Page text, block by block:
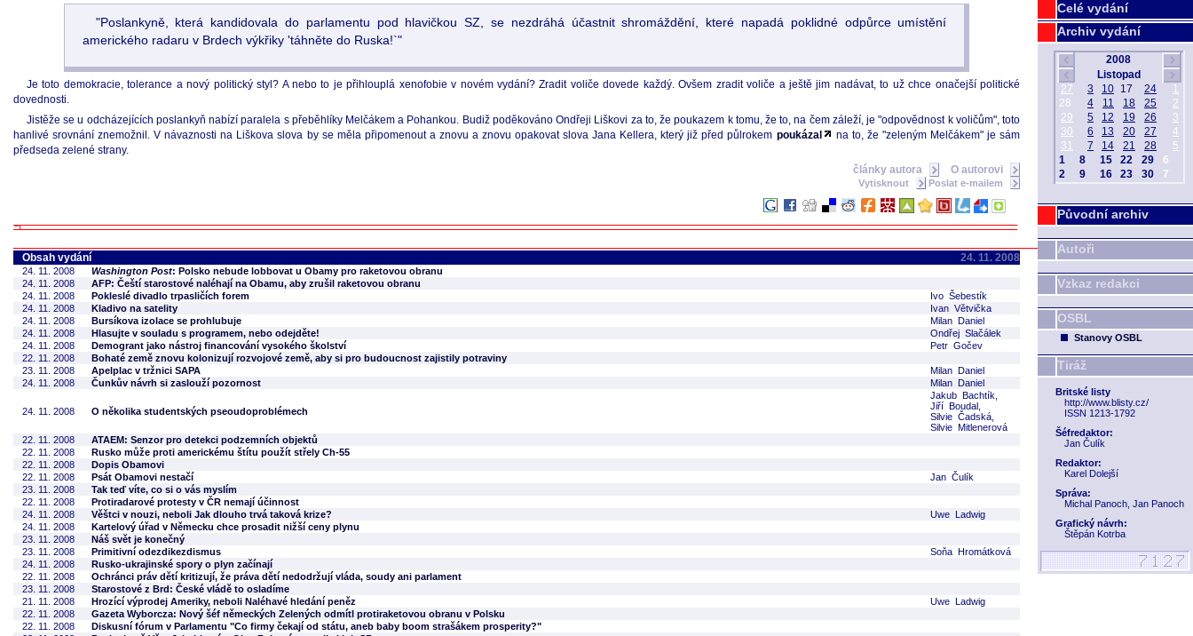
Celé vydání
Archiv vydání
Původní archiv
Autoři
Vzkaz redakci
OSBL
Stanovy OSBL
Tiráž
Britské listy
http://www.blisty.cz/
ISSN 1213-1792
Šéfredaktor:
Jan Čulík
Redaktor:
Karel Dolejší
Správa:
Michal Panoch, Jan Panoch
Grafický návrh:
Štěpán Kotrba
"Poslankyně, která kandidovala do parlamentu pod hlavičkou SZ, se nezdráhá účastnit shromáždění, které napadá poklidné odpůrce umístění
amerického radaru v Brdech výkřiky 'táhněte do Ruska!`"
Je toto demokracie, tolerance a nový politický styl? A nebo to je přihlouplá xenofobie v novém vydání? Zradit voliče dovede každý. Ovšem zradit voliče a ještě jim nadávat, to už chce onačejší politické
dovednosti.
Jistěže se u odcházejících poslankyň nabízí paralela s přeběhlíky Melčákem a Pohankou. Budiž poděkováno Ondřeji Liškovi za to, že poukazem k tomu, že to, na čem záleží, je "odpovědnost k voličům", toto
hanlivé srovnání znemožnil. V návaznosti na Liškova slova by se měla připomenout a znovu a znovu opakovat slova Jana Kellera, který již před půlrokem poukázal
na to, že "zeleným Melčákem" je sám
předseda zelené strany.
články autora
O autorovi
Vytisknout Poslat e-mailem
Obsah vydání 24. 11. 2008
24. 11. 2008 Washington Post: Polsko nebude lobbovat u Obamy pro raketovou obranu
24. 11. 2008
AFP: Čeští starostové naléhají na Obamu, aby zrušil raketovou obranu
24. 11. 2008
Pokleslé divadlo trpasličích forem
Ivo Šebestík
24. 11. 2008
Kladivo na satelity
Ivan Větvička
24. 11. 2008
Bursíkova izolace se prohlubuje
Milan Daniel
24. 11. 2008
Hlasujte v souladu s programem, nebo odejděte!
Ondřej Slačálek
24. 11. 2008
Demogrant jako nástroj financování vysokého školství
Petr Gočev
22. 11. 2008
Bohaté země znovu kolonizují rozvojové země, aby si pro budoucnost zajistily potraviny
23. 11. 2008
Apelplac v tržnici SAPA
Milan Daniel
24. 11. 2008
Čunkův návrh si zaslouží pozornost Milan Daniel
24. 11. 2008 O několika studentských pseoudoproblémech
Jakub Bachtík,
Jiří Boudal,
Silvie Čadská,
Silvie Mitlenerová
22. 11. 2008
ATAEM: Senzor pro detekci podzemních objektů
22. 11. 2008
Rusko může proti americkému štítu použít střely Ch-55
22. 11. 2008
Dopis Obamovi
22. 11. 2008
Psát Obamovi nestačí
Jan Čulík
23. 11. 2008
Tak teď víte, co si o vás myslím
22. 11. 2008
Protiradarové protesty v ČR nemají účinnost
24. 11. 2008
Věštci v nouzi, neboli Jak dlouho trvá taková krize?
Uwe Ladwig
24. 11. 2008
Kartelový úřad v Německu chce prosadit nižší ceny plynu
23. 11. 2008
Náš svět je konečný
23. 11. 2008
Primitivní odezdikezdismus
Soňa Hromátková
24. 11. 2008
Rusko-ukrajinské spory o plyn začínají
22. 11. 2008
Ochránci práv dětí kritizují, že práva dětí nedodržují vláda, soudy ani parlament
23. 11. 2008
Starostové z Brd: České vládě to osladíme
21. 11. 2008
Hrozící výprodej Ameriky, neboli Naléhavé hledání peněz
Uwe Ladwig
22. 11. 2008
Gazeta Wyborcza: Nový šéf německých Zelených odmítl protiraketovou obranu v Polsku
22. 11. 2008
Diskusní fórum v Parlamentu "Co firmy čekají od státu, aneb baby boom strašákem prosperity?"